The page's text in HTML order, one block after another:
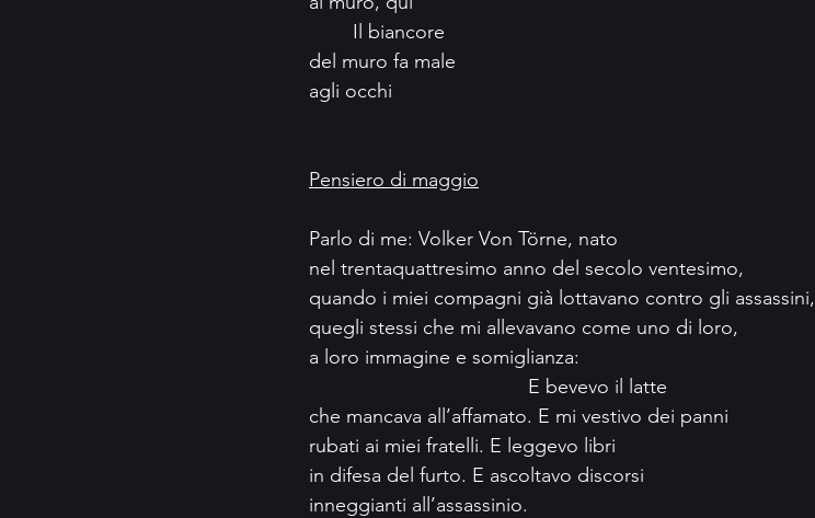
	Il biancore
del muro fa male
agli occhi
Pensiero di maggio
Parlo di me: Volker Von Törne, nato
nel trentaquattresimo anno del secolo ventesimo,
quando i miei compagni già lottavano contro gli assassini,
quegli stessi che mi allevavano come uno di loro,
a loro immagine e somiglianza:
					E bevevo il latte
che mancava all’affamato. E mi vestivo dei panni
rubati ai miei fratelli. E leggevo libri
in difesa del furto. E ascoltavo discorsi
inneggianti all’assassinio.